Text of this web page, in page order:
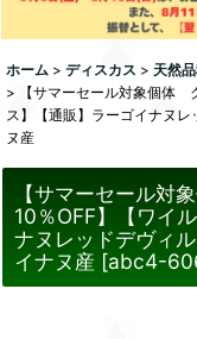
ホーム > ディスカス > 天然
>
【サマーセール対象個体
ス】【通販】ラーゴイナヌ
ヌ産
【サマーセール対
10％OFF】【ワイ
ナヌレッドデヴィ
イナヌ産 [abc4-